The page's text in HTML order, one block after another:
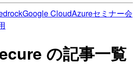
Google CloudAzureセミナー会
の記事一覧